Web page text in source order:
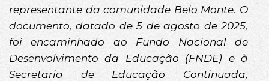
representante da comunidade Belo Monte. O
documento, datado de 5 de agosto de 2025,
foi encaminhado ao Fundo Nacional de
Desenvolvimento da Educação (FNDE) e à
Secretaria de Educação Continuada,